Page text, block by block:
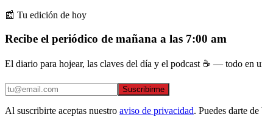
📰 Tu edición de hoy
Recibe el periódico de mañana a las 7:00 am
El diario para hojear, las claves del día y el podcast ☕ — todo en
Suscribirme
Al suscribirte aceptas nuestro aviso de privacidad. Puedes darte